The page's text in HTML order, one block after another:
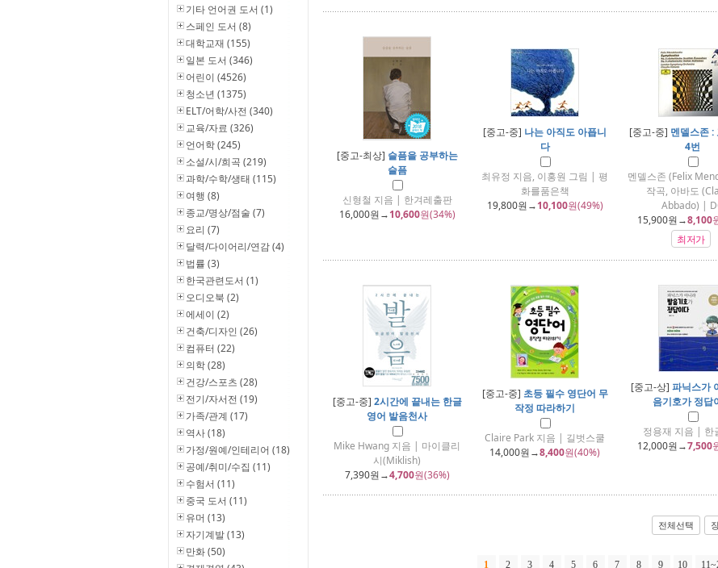
기타 언어권 도서 (1)
스페인 도서 (8)
대학교재 (155)
일본 도서 (346)
어린이 (4526)
청소년 (1375)
ELT/어학/사전 (340)
교육/자료 (326)
언어학 (245)
소설/시/희곡 (219)
과학/수학/생태 (115)
여행 (8)
종교/명상/점술 (7)
요리 (7)
달력/다이어리/연감 (4)
법률 (3)
한국관련도서 (1)
오디오북 (2)
에세이 (2)
건축/디자인 (26)
컴퓨터 (22)
의학 (28)
건강/스포츠 (28)
전기/자서전 (19)
가족/관계 (17)
역사 (18)
가정/원예/인테리어 (18)
공예/취미/수집 (11)
수험서 (11)
중국 도서 (11)
유머 (13)
자기계발 (13)
만화 (50)
[중고-최상] 슬픔을 공부하는
슬픔
신형철 지음 | 한겨레출판
16,000원→10,600원(34%)
[중고-중] 나는 아직도 아픕니
다
최유정 지음, 이홍원 그림 | 평
화를품은책
19,800원→10,100원(49%)
[중고-중] 멘델스존 :
4번
멘델스존 (Felix
작곡, 아바도
Abbado) |
15,900원→8,100
최저가
[중고-중] 2시간에 끝내는 한글
영어 발음천사
Mike Hwang 지음 | 마이클리
시(Miklish)
7,390원→4,700원(36%)
[중고-중] 초등 필수 영단어 무
작정 따라하기
Claire Park 지음 | 길벗스쿨
14,000원→8,400원(40%)
[중고-상] 파닉스가
음기호가 정답
정용재 지음 | 한
12,000원→7,500
전체선택
1 2 3 4 5 6 7 8 9 10